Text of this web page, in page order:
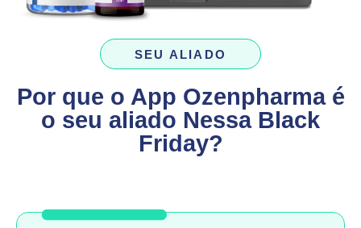
SEU ALIADO
Por que o App Ozenpharma é
o seu aliado Nessa Black
Friday?